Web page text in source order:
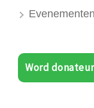
Evenementen
Word donateur